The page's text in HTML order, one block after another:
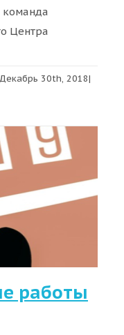
команда
Центра
Декабрь 30th, 2018|
работы